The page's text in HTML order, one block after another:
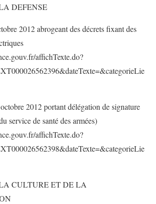
DEFENSE
2012 abrogeant des décrets fixant des
affichTexte.do?
2012 portant délégation de signature
service de santé des armées)
affichTexte.do?
CULTURE ET DE LA